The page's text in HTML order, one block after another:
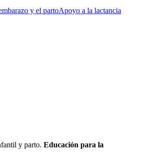
y el partoApoyo a la lactancia
y parto. Educación para la